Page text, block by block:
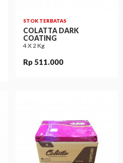
STOK TERBATAS
COLATTA DARK
COATING
4 X 2 Kg
Rp 511.000